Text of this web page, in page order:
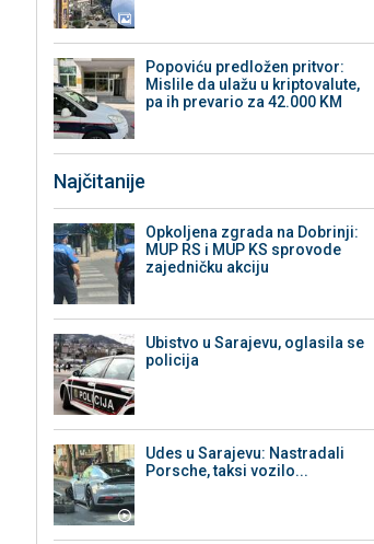
Popoviću predložen pritvor:
Mislile da ulažu u kriptovalute,
pa ih prevario za 42.000 KM
Najčitanije
Opkoljena zgrada na Dobrinji:
MUP RS i MUP KS sprovode
zajedničku akciju
Ubistvo u Sarajevu, oglasila se
policija
Udes u Sarajevu: Nastradali
Porsche, taksi vozilo...